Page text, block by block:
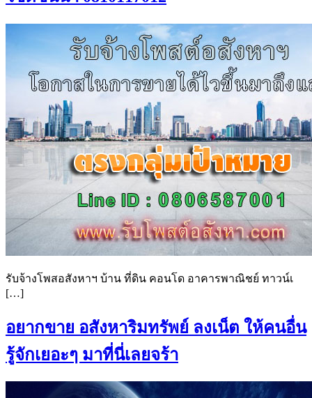
รับจ้างโพสอสังหาฯ บ้าน ที่ดิน คอนโด อาคารพาณิชย์ ทาวน์เ
[…]
อยากขาย อสังหาริมทรัพย์ ลงเน็ต ให้คนอื่น
รู้จักเยอะๆ มาที่นี่เลยจร้า